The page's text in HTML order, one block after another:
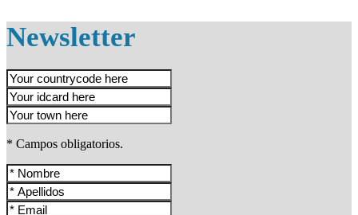
Newsletter
* Campos obligatorios.